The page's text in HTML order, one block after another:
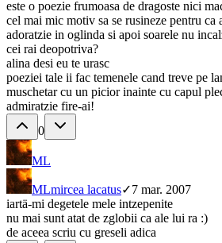
este o poezie frumoasa de dragoste nici
cel mai mic motiv sa se rusineze pentru ca
adoratzie in oglinda si apoi soarele nu
cei rai deopotriva?
alina desi eu te urasc
poeziei tale ii fac temenele cand treve pe
muschetar cu un picior inainte cu capul
admiratzie fire-ai!
0
ML
MLmircea lacatus✓7 mar. 2007
iartä-mi degetele mele intzepenite
nu mai sunt atat de zglobii ca ale lui ra :)
de aceea scriu cu greseli adica